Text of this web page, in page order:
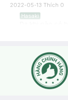
2022-05-13 Thích 0
Hasaki
trạng Sản
xác nhất bạn
online, điền
cho bạn nhé! <3
2022-05-13Thích